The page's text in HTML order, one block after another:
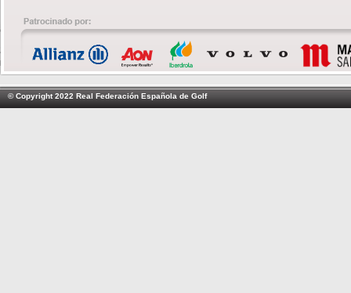
© Copyright 2022 Real Federación Española de Golf